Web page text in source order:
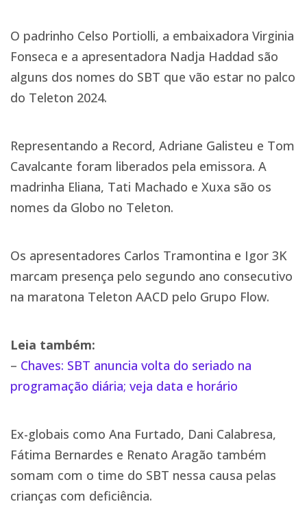
O padrinho Celso Portiolli, a embaixadora Virginia
Fonseca e a apresentadora Nadja Haddad são
alguns dos nomes do SBT que vão estar no palco
do Teleton 2024.
Representando a Record, Adriane Galisteu e Tom
Cavalcante foram liberados pela emissora. A
madrinha Eliana, Tati Machado e Xuxa são os
nomes da Globo no Teleton.
Os apresentadores Carlos Tramontina e Igor 3K
marcam presença pelo segundo ano consecutivo
na maratona Teleton AACD pelo Grupo Flow.
Leia também:
– Chaves: SBT anuncia volta do seriado na
programação diária; veja data e horário
Ex-globais como Ana Furtado, Dani Calabresa,
Fátima Bernardes e Renato Aragão também
somam com o time do SBT nessa causa pelas
crianças com deficiência.